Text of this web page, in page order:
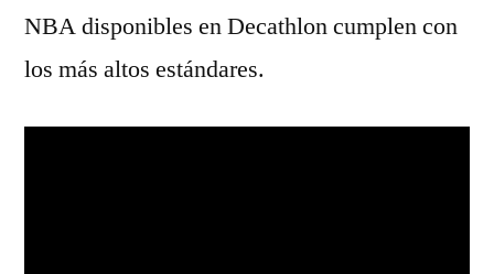
NBA disponibles en Decathlon cumplen con
los más altos estándares.